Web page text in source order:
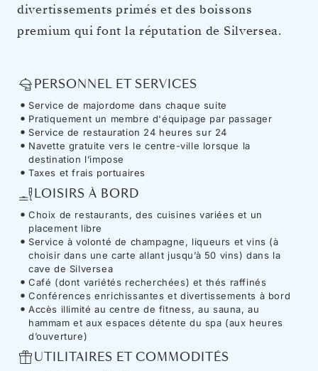
divertissements primés et des boissons
premium qui font la réputation de Silversea.
PERSONNEL ET SERVICES
Service de majordome dans chaque suite
Pratiquement un membre d'équipage par passager
Service de restauration 24 heures sur 24
Navette gratuite vers le centre-ville lorsque la
destination l’impose
Taxes et frais portuaires
LOISIRS À BORD
Choix de restaurants, des cuisines variées et un
placement libre
Service à volonté de champagne, liqueurs et vins (à
choisir dans une carte allant jusqu’à 50 vins) dans la
cave de Silversea
Café (dont variétés recherchées) et thés raffinés
Conférences enrichissantes et divertissements à bord
Accès illimité au centre de fitness, au sauna, au
hammam et aux espaces détente du spa (aux heures
d’ouverture)
UTILITAIRES ET COMMODITÉS